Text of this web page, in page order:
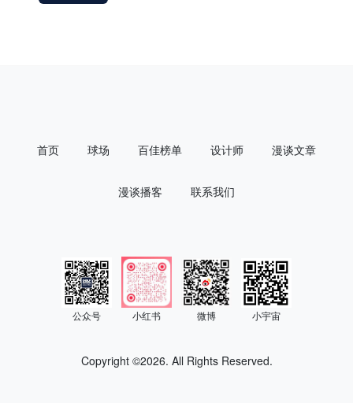
首页 球场 百佳榜单 设计师 漫谈文章
漫谈播客 联系我们
公众号 小红书 微博 小宇宙
Copyright ©2026. All Rights Reserved.